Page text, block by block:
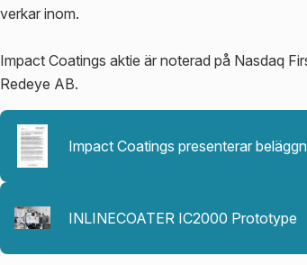
verkar inom.
Impact Coatings aktie är noterad på Nasdaq
Redeye AB.
Impact Coatings presenterar
INLINECOATER IC2000 Prototype